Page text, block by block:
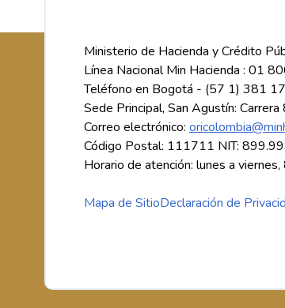
Ministerio de Hacienda y Crédito
Línea Nacional Min Hacienda : 01
Teléfono en Bogotá - (57 1) 381
Sede Principal, San Agustín:
Correo electrónico:
Código Postal: 111711 NIT:
Horario de atención: lunes a
Mapa de SitioDeclaración de